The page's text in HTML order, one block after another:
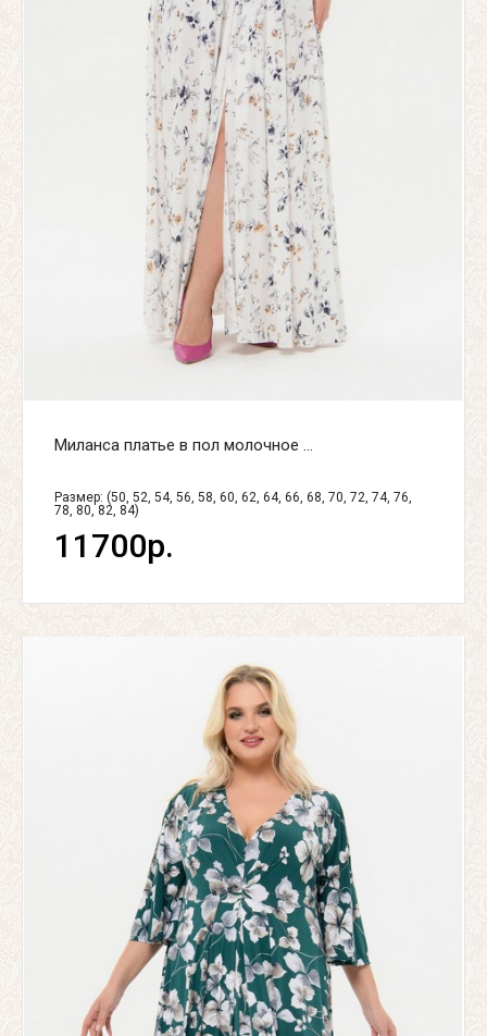
Миланса платье в пол молочное ...
Размер: (50, 52, 54, 56, 58, 60, 62, 64, 66, 68, 70, 72, 74, 76,
78, 80, 82, 84)
11700р.